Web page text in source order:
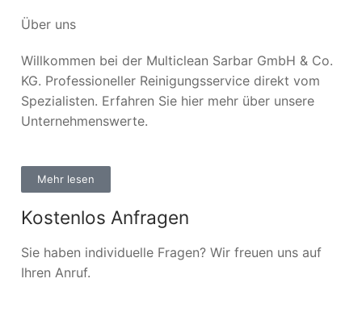
Über uns
Willkommen bei der Multiclean Sarbar GmbH & Co.
KG. Professioneller Reinigungsservice direkt vom
Spezialisten. Erfahren Sie hier mehr über unsere
Unternehmenswerte.
Mehr lesen
Kostenlos Anfragen
Sie haben individuelle Fragen? Wir freuen uns auf
Ihren Anruf.